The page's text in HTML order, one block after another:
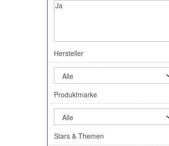
Hersteller
Produktmarke
Stars & Themen